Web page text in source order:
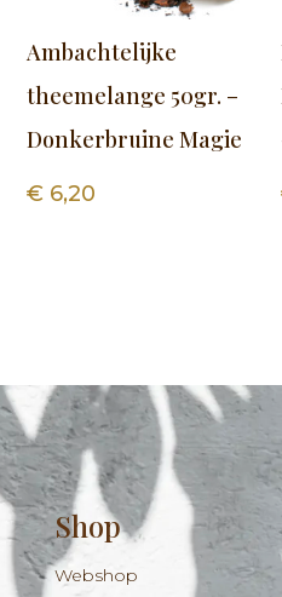
Ambachtelijke
theemelange 50gr. –
Donkerbruine Magie
€ 6,20
Shop
Webshop